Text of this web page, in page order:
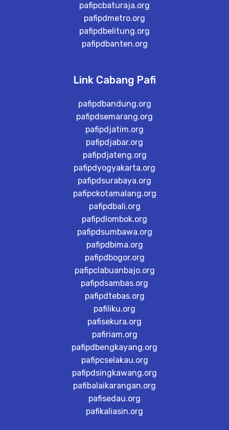
pafipcbaturaja.org
pafipdmetro.org
pafipdbelitung.org
pafipdbanten.org
Link Cabang Pafi
pafipdbandung.org
pafipdsemarang.org
pafipdjatim.org
pafipdjabar.org
pafipdjateng.org
pafipdyogyakarta.org
pafipdsurabaya.org
pafipckotamalang.org
pafipdbali.org
pafipdlombok.org
pafipdsumbawa.org
pafipdbima.org
pafipdbogor.org
pafipclabuanbajo.org
pafipdsambas.org
pafipdtebas.org
pafiliku.org
pafisekura.org
pafiriam.org
pafipdbengkayang.org
pafipcselakau.org
pafipdsingkawang.org
pafibalaikarangan.org
pafisedau.org
pafikaliasin.org